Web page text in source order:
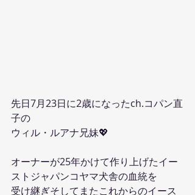
先日7月23日に2歳になったch.コパン直
子の
ウィル・ルアナ兄妹💖
オーナーが25年かけて作り上げたイー
ストジャパンコヤマ犬舎の血統を
受け継ぎそしてまたこれからのイース